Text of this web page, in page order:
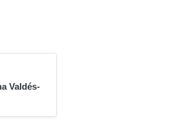
Valdés-